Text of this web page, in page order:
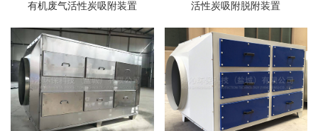
有机废气活性炭吸附装置 活性炭吸附脱附装置